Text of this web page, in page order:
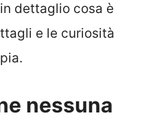
dettaglio cosa è
e le curiosità
nessuna